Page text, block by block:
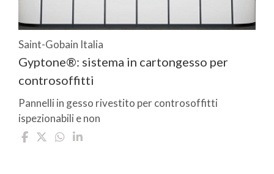
Saint-Gobain Italia
Gyptone®: sistema in cartongesso per
controsoffitti
Pannelli in gesso rivestito per controsoffitti
ispezionabili e non